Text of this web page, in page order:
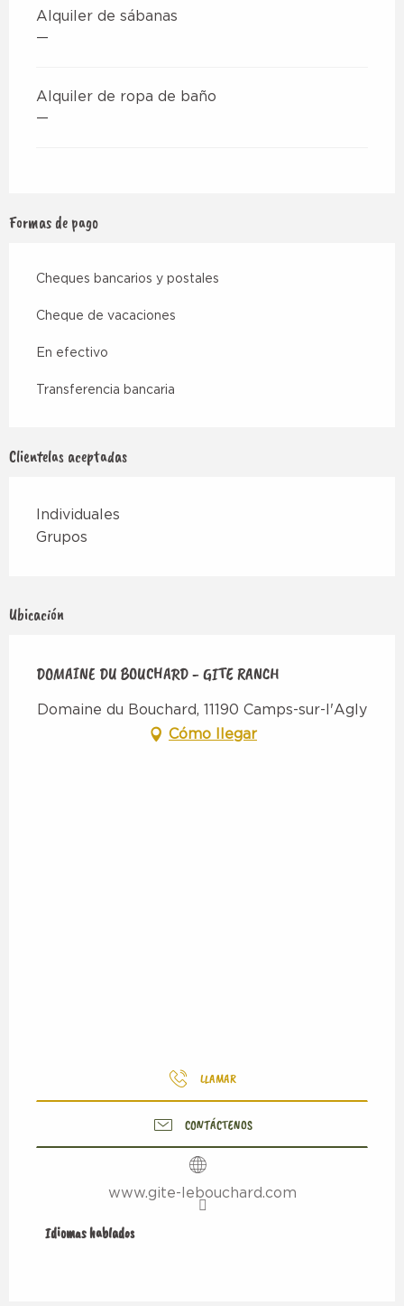
Alquiler de sábanas
—
Alquiler de ropa de baño
—
Formas de pago
Cheques bancarios y postales
Cheque de vacaciones
En efectivo
Transferencia bancaria
Clientelas aceptadas
Individuales
Grupos
Ubicación
DOMAINE DU BOUCHARD - GITE RANCH
Domaine du Bouchard, 11190 Camps-sur-l'Agly
Cómo llegar
LLAMAR
CONTÁCTENOS
www.gite-lebouchard.com
Idiomas hablados
Idiomas hablados